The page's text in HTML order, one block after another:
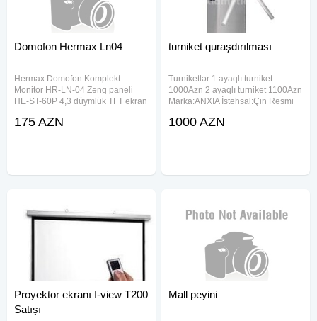
Domofon Hermax Ln04
Hermax Domofon Komplekt
Monitor HR-LN-04 Zəng paneli
HE-ST-60P 4,3 düymlük TFT ekran
displey, 30 polifonik musiqi
175 AZN
turniket quraşdırılması
Turniketlər 1 ayaqlı turniket
1000Azn 2 ayaqlı turniket 1100Azn
Marka:ANXIA İstehsal:Çin Rəsmi
giriş çıxışa nəzarət üçün ideal
1000 AZN
Proyektor ekranı I-view T200
Satışı
Mall peyini